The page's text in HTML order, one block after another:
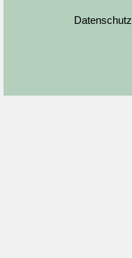
Datenschutz